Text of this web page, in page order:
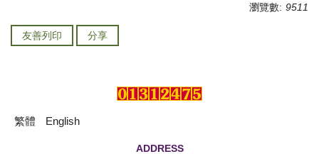
瀏覽數: 9511
友善列印 分享
繁體 English
ADDRESS